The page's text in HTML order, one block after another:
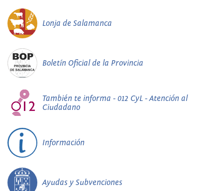
Lonja de Salamanca
Boletín Oficial de la Provincia
También te informa - 012 CyL - Atención al
Ciudadano
Información
Ayudas y Subvenciones